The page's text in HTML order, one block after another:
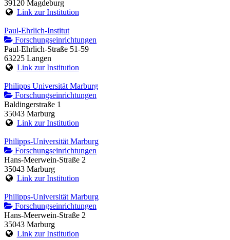
39120 Magdeburg
Link zur Institution
Paul-Ehrlich-Institut
Forschungseinrichtungen
Paul-Ehrlich-Straße 51-59
63225 Langen
Link zur Institution
Philipps Universität Marburg
Forschungseinrichtungen
Baldingerstraße 1
35043 Marburg
Link zur Institution
Philipps-Universität Marburg
Forschungseinrichtungen
Hans-Meerwein-Straße 2
35043 Marburg
Link zur Institution
Philipps-Universität Marburg
Forschungseinrichtungen
Hans-Meerwein-Straße 2
35043 Marburg
Link zur Institution